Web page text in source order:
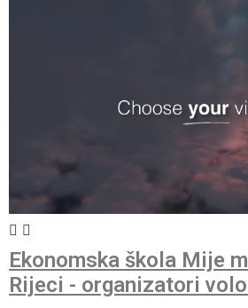
Ekonomska škola Mije
Rijeci - organizatori